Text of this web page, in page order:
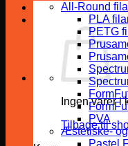
Ingen varer i
Tilbage til
All-Round
PLA
PETG
PVA
Æstetiske-
Pastel